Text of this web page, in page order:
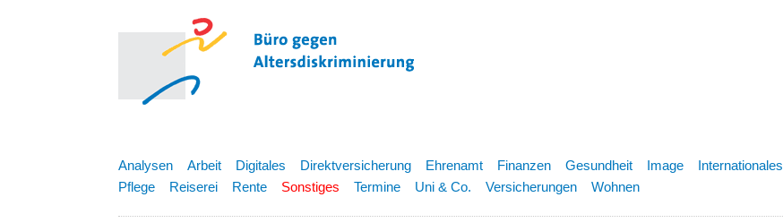
Analysen Arbeit Digitales Direktversicherung Ehrenamt Finanzen Gesundheit Image Internationales
Pflege
Reiserei Rente Sonstiges Termine Uni & Co. Versicherungen Wohnen